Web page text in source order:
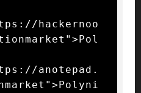
hackernoo
anotepad.